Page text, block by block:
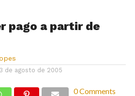
pago a partir de
3 de agosto de 2005
0 Comments